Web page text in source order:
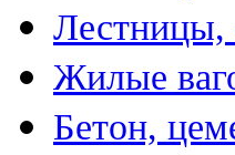
Жилые
Бетон,